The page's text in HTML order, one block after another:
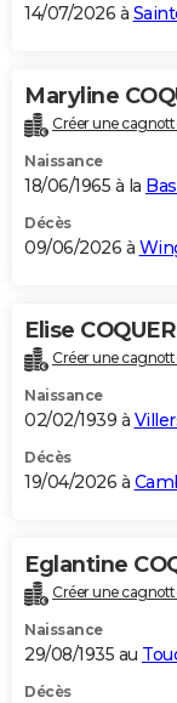
BONS PLANS
Carte de Noël
Carte Bonne année
Carte Saint-Valentin
Carte Pâques
Carte d'anniversaire
DICTIONNAIRE
Dictionnaire
Biographies
Citations
Expressions
Proverbes
PROGRAMME TV
S'inscrire
Se connecter
Lycées
Collèges
Primaires
Universités
Entreprises
Service militaire
Avis de recherche
AVIS DE DÉCÈS
Bricolage
Lifestyle
Culture
Sport
Auto
Television
Voyage
Cinema
14/07/2026 à
Maryline
Créer une
Naissance
18/06/1965 à la
Décès
09/06/2026 à
Elise
Créer une
Naissance
02/02/1939 à
Décès
19/04/2026 à
Eglantine
Créer une
Naissance
29/08/1935 au
Décès